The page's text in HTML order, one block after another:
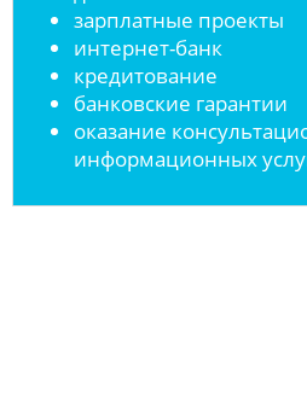
зарплатные проекты
интернет-банк
кредитование
банковские гарантии
оказание
информационных